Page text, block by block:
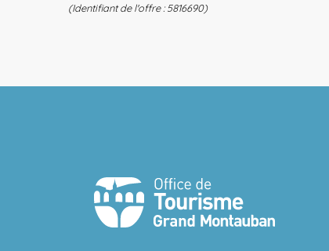
(Identifiant de l'offre :5816690)